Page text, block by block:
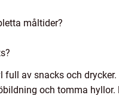
måltider?
av snacks och
och tomma